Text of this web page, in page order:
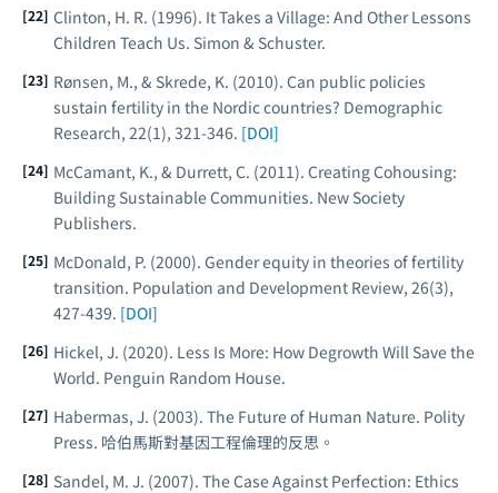
Clinton, H. R. (1996). It Takes a Village: And Other Lessons
Children Teach Us. Simon & Schuster.
Rønsen, M., & Skrede, K. (2010). Can public policies
sustain fertility in the Nordic countries? Demographic
Research, 22(1), 321-346. [DOI]
McCamant, K., & Durrett, C. (2011). Creating Cohousing:
Building Sustainable Communities. New Society
Publishers.
McDonald, P. (2000). Gender equity in theories of fertility
transition. Population and Development Review, 26(3),
427-439. [DOI]
Hickel, J. (2020). Less Is More: How Degrowth Will Save the
World. Penguin Random House.
Habermas, J. (2003). The Future of Human Nature. Polity
Press. 哈伯馬斯對基因工程倫理的反思。
Sandel, M. J. (2007). The Case Against Perfection: Ethics